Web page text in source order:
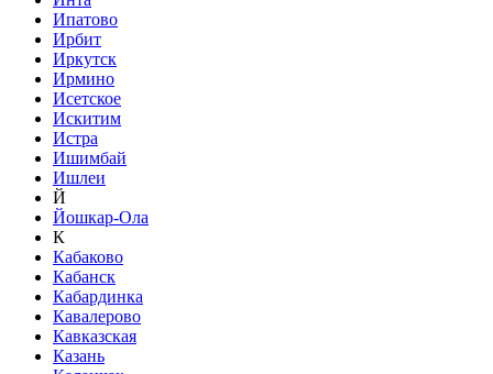
Ипатово
Ирбит
Иркутск
Ирмино
Исетское
Искитим
Истра
Ишимбай
Ишлеи
Й
Йошкар-Ола
К
Кабаково
Кабанск
Кабардинка
Кавалерово
Кавказская
Казань